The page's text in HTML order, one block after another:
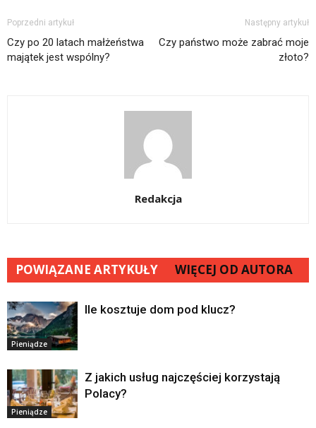
Poprzedni artykuł
Czy po 20 latach małżeństwa
majątek jest wspólny?
Następny artykuł
Czy państwo może zabrać moje
złoto?
Redakcja
POWIĄZANE ARTYKUŁY WIĘCEJ OD AUTORA
Pieniądze
Ile kosztuje dom pod klucz?
Pieniądze
Z jakich usług najczęściej korzystają
Polacy?